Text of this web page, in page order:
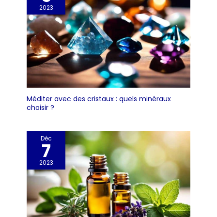
2023
Méditer avec des cristaux : quels minéraux
choisir ?
Déc
7
2023